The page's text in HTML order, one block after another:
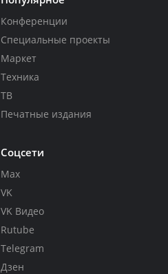
Конференции
Специальные проекты
Маркет
Техника
ТВ
Печатные издания
Соцсети
Max
VK
VK Видео
Rutube
Telegram
Дзен